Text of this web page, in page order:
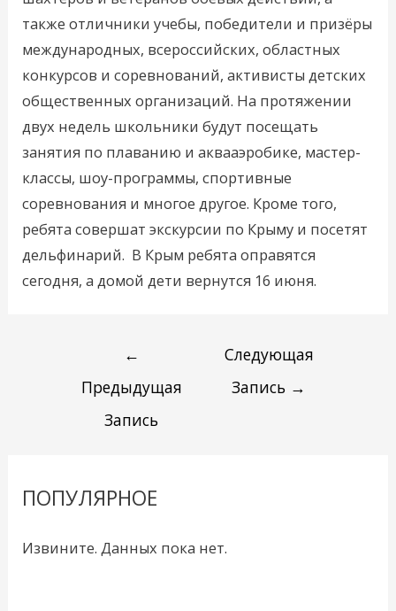
также отличники учебы, победители и призёры
международных, всероссийских, областных
конкурсов и соревнований, активисты детских
общественных организаций. На протяжении
двух недель школьники будут посещать
занятия по плаванию и аквааэробике, мастер-
классы, шоу-программы, спортивные
соревнования и многое другое. Кроме того,
ребята совершат экскурсии по Крыму и посетят
дельфинарий. В Крым ребята оправятся
сегодня, а домой дети вернутся 16 июня.
←
Предыдущая
Запись
Следующая
Запись →
ПОПУЛЯРНОЕ
Извините. Данных пока нет.